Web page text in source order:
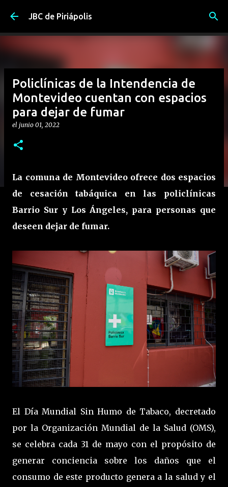
Ir al contenido principal
JBC de Piriápolis
Policlínicas de la Intendencia de
Montevideo cuentan con espacios
para dejar de fumar
el junio 01, 2022
La comuna de Montevideo ofrece dos espacios
de cesación tabáquica en las policlínicas
Barrio Sur y Los Ángeles, para personas que
deseen dejar de fumar.
El Día Mundial Sin Humo de Tabaco, decretado
por la Organización Mundial de la Salud (OMS),
se celebra cada 31 de mayo con el propósito de
generar conciencia sobre los daños que el
consumo de este producto genera a la salud y el